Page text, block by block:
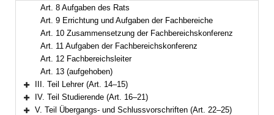
Art. 8 Aufgaben des Rats
Art. 9 Errichtung und Aufgaben der Fachbereiche
Art. 10 Zusammensetzung der Fachbereichskonferenz
Art. 11 Aufgaben der Fachbereichskonferenz
Art. 12 Fachbereichsleiter
Art. 13 (aufgehoben)
Bereich erweitern
III. Teil Lehrer (Art. 14–15)
Bereich erweitern
IV. Teil Studierende (Art. 16–21)
V. Teil Übergangs- und Schlussvorschriften (Art. 22–25)